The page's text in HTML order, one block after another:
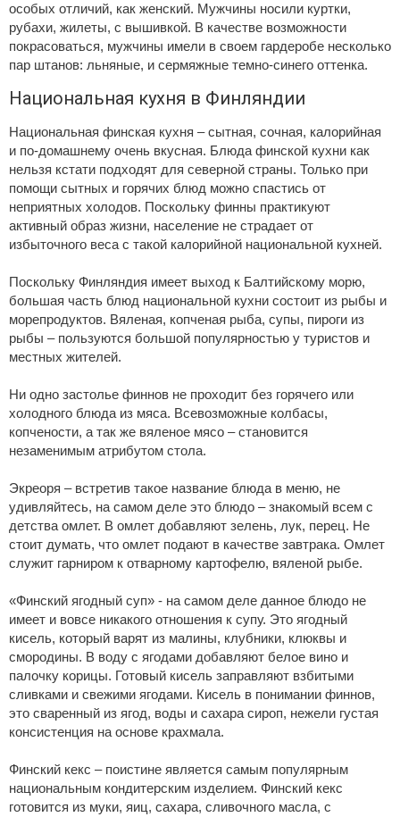
особых отличий, как женский. Мужчины носили куртки,
рубахи, жилеты, с вышивкой. В качестве возможности
покрасоваться, мужчины имели в своем гардеробе несколько
пар штанов: льняные, и сермяжные темно-синего оттенка.
Национальная кухня в Финляндии
Национальная финская кухня – сытная, сочная, калорийная
и по-домашнему очень вкусная. Блюда финской кухни как
нельзя кстати подходят для северной страны. Только при
помощи сытных и горячих блюд можно спастись от
неприятных холодов. Поскольку финны практикуют
активный образ жизни, население не страдает от
избыточного веса с такой калорийной национальной кухней.
Поскольку Финляндия имеет выход к Балтийскому морю,
большая часть блюд национальной кухни состоит из рыбы и
морепродуктов. Вяленая, копченая рыба, супы, пироги из
рыбы – пользуются большой популярностью у туристов и
местных жителей.
Ни одно застолье финнов не проходит без горячего или
холодного блюда из мяса. Всевозможные колбасы,
копчености, а так же вяленое мясо – становится
незаменимым атрибутом стола.
Экреоря – встретив такое название блюда в меню, не
удивляйтесь, на самом деле это блюдо – знакомый всем с
детства омлет. В омлет добавляют зелень, лук, перец. Не
стоит думать, что омлет подают в качестве завтрака. Омлет
служит гарниром к отварному картофелю, вяленой рыбе.
«Финский ягодный суп» - на самом деле данное блюдо не
имеет и вовсе никакого отношения к супу. Это ягодный
кисель, который варят из малины, клубники, клюквы и
смородины. В воду с ягодами добавляют белое вино и
палочку корицы. Готовый кисель заправляют взбитыми
сливками и свежими ягодами. Кисель в понимании финнов,
это сваренный из ягод, воды и сахара сироп, нежели густая
консистенция на основе крахмала.
Финский кекс – поистине является самым популярным
национальным кондитерским изделием. Финский кекс
готовится из муки, яиц, сахара, сливочного масла, с